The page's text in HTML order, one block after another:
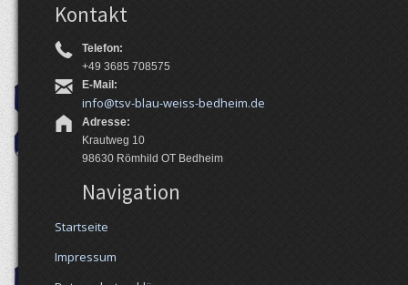
Kontakt
Telefon:
+49 3685 708575
E-Mail:
info@tsv-blau-weiss-bedheim.de
Adresse:
Krautweg 10
98630 Römhild OT Bedheim
Navigation
Startseite
Impressum